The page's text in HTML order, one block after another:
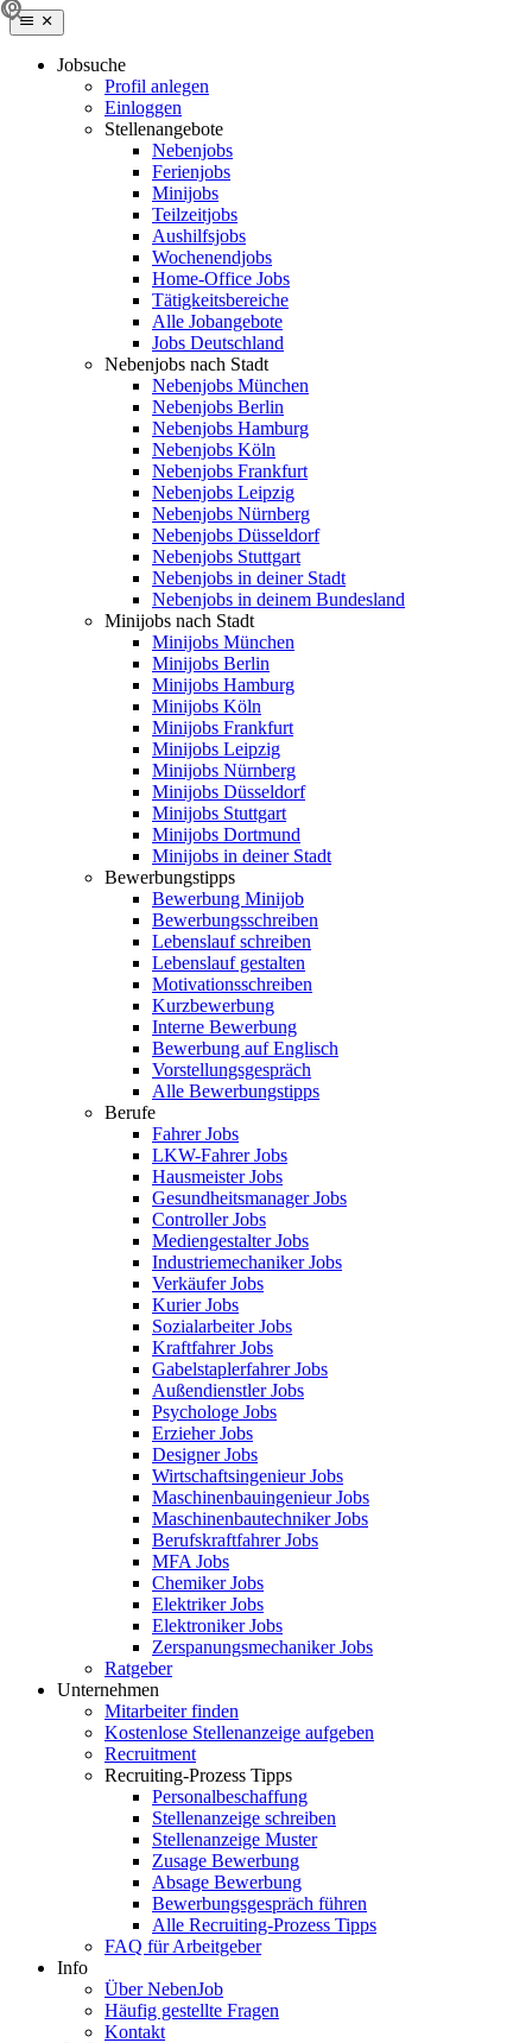
Jobsuche
Profil anlegen
Einloggen
Stellenangebote
Nebenjobs
Ferienjobs
Minijobs
Teilzeitjobs
Aushilfsjobs
Wochenendjobs
Home-Office Jobs
Tätigkeitsbereiche
Alle Jobangebote
Jobs Deutschland
Nebenjobs nach Stadt
Nebenjobs München
Nebenjobs Berlin
Nebenjobs Hamburg
Nebenjobs Köln
Nebenjobs Frankfurt
Nebenjobs Leipzig
Nebenjobs Nürnberg
Nebenjobs Düsseldorf
Nebenjobs Stuttgart
Nebenjobs in deiner Stadt
Nebenjobs in deinem Bundesland
Minijobs nach Stadt
Minijobs München
Minijobs Berlin
Minijobs Hamburg
Minijobs Köln
Minijobs Frankfurt
Minijobs Leipzig
Minijobs Nürnberg
Minijobs Düsseldorf
Minijobs Stuttgart
Minijobs Dortmund
Minijobs in deiner Stadt
Bewerbungstipps
Bewerbung Minijob
Bewerbungsschreiben
Lebenslauf schreiben
Lebenslauf gestalten
Motivationsschreiben
Kurzbewerbung
Interne Bewerbung
Bewerbung auf Englisch
Vorstellungsgespräch
Alle Bewerbungstipps
Berufe
Fahrer Jobs
LKW-Fahrer Jobs
Hausmeister Jobs
Gesundheitsmanager Jobs
Controller Jobs
Mediengestalter Jobs
Industriemechaniker Jobs
Verkäufer Jobs
Kurier Jobs
Sozialarbeiter Jobs
Kraftfahrer Jobs
Gabelstaplerfahrer Jobs
Außendienstler Jobs
Psychologe Jobs
Erzieher Jobs
Designer Jobs
Wirtschaftsingenieur Jobs
Maschinenbauingenieur Jobs
Maschinenbautechniker Jobs
Berufskraftfahrer Jobs
MFA Jobs
Chemiker Jobs
Elektriker Jobs
Elektroniker Jobs
Zerspanungsmechaniker Jobs
Ratgeber
Unternehmen
Mitarbeiter finden
Kostenlose Stellenanzeige aufgeben
Recruitment
Recruiting-Prozess Tipps
Personalbeschaffung
Stellenanzeige schreiben
Stellenanzeige Muster
Zusage Bewerbung
Absage Bewerbung
Bewerbungsgespräch führen
Alle Recruiting-Prozess Tipps
FAQ für Arbeitgeber
Info
Über NebenJob
Häufig gestellte Fragen
Kontakt